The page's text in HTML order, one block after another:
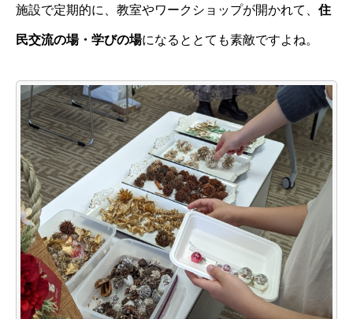
施設で定期的に、教室やワークショップが開かれて、 住
民交流の場・学びの場になるととても素敵ですよね。